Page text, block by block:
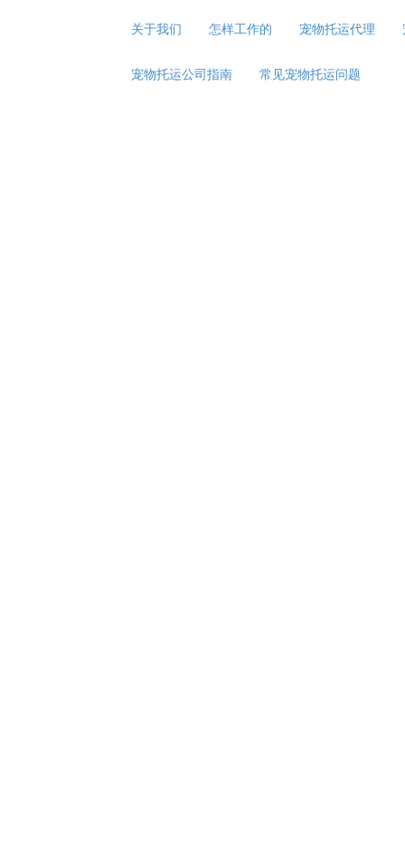
关于我们 怎样工作的 宠物托运代理
宠物托运公司指南 常见宠物托运问题